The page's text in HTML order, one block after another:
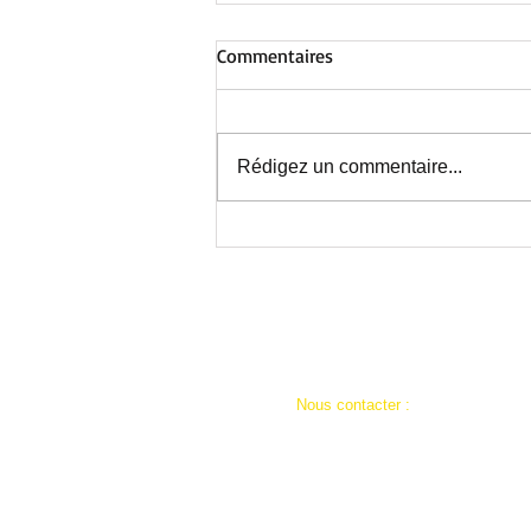
Commentaires
Rédigez un commentaire...
​​Nous contacter :